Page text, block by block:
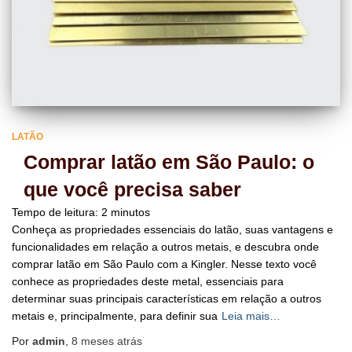
LATÃO
Comprar latão em São Paulo: o
que você precisa saber
Tempo de leitura: 2 minutos
Conheça as propriedades essenciais do latão, suas vantagens e
funcionalidades em relação a outros metais, e descubra onde
comprar latão em São Paulo com a Kingler. Nesse texto você
conhece as propriedades deste metal, essenciais para
determinar suas principais características em relação a outros
metais e, principalmente, para definir sua Leia mais…
Por admin 8 meses atrás